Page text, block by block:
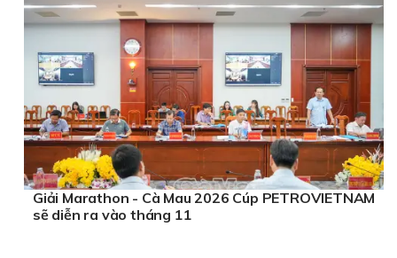
Giải Marathon - Cà Mau 2026 Cúp PETROVIETNAM
sẽ diễn ra vào tháng 11